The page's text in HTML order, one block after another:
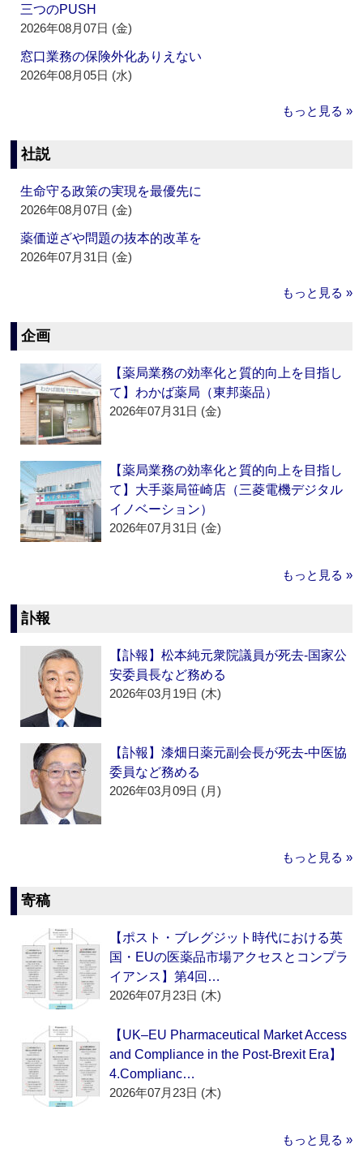
三つのPUSH
2026年08月07日 (金)
窓口業務の保険外化ありえない
2026年08月05日 (水)
もっと見る »
社説
生命守る政策の実現を最優先に
2026年08月07日 (金)
薬価逆ざや問題の抜本的改革を
2026年07月31日 (金)
もっと見る »
企画
【薬局業務の効率化と質的向上を目指し
て】わかば薬局（東邦薬品）
2026年07月31日 (金)
【薬局業務の効率化と質的向上を目指し
て】大手薬局笹崎店（三菱電機デジタル
イノベーション）
2026年07月31日 (金)
もっと見る »
訃報
【訃報】松本純元衆院議員が死去‐国家公
安委員長など務める
2026年03月19日 (木)
【訃報】漆畑日薬元副会長が死去‐中医協
委員など務める
2026年03月09日 (月)
もっと見る »
寄稿
【ポスト・ブレグジット時代における英
国・EUの医薬品市場アクセスとコンプラ
イアンス】第4回…
2026年07月23日 (木)
【UK–EU Pharmaceutical Market Access
and Compliance in the Post-Brexit Era】
4.Complianc…
2026年07月23日 (木)
もっと見る »